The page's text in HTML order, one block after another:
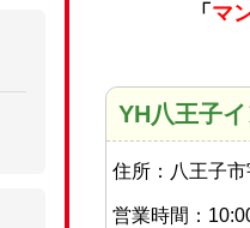
「 マ
YH八王子
住所： 八王子
営業時間：